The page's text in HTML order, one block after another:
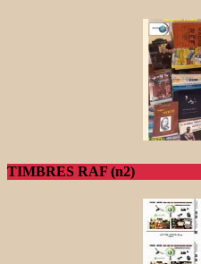
TIMBRES RAF (n2)